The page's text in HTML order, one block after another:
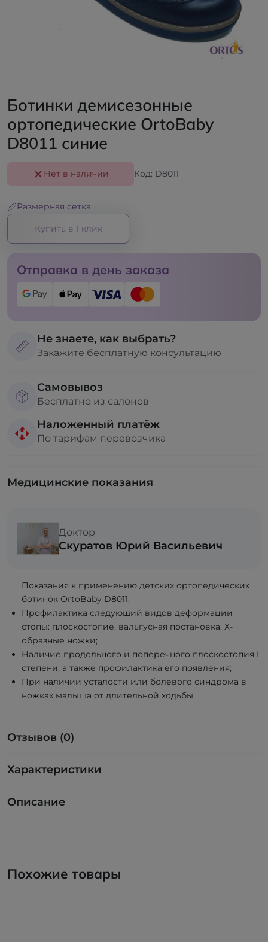
Ботинки демисезонные
ортопедические ОrtoBaby
D8011 синие
Нет в наличии Код: D8011
Размерная сетка
Купить в 1 клик
Отправка в день заказа
Не знаете, как выбрать?
Закажите бесплатную консультацию
Самовывоз
Бесплатно из салонов
Наложенный платёж
По тарифам перевозчика
Медицинские показания
Доктор
Скуратов Юрий Васильевич
Показания к применению детских ортопедических
ботинок ОrtoBaby D8011:
Профилактика следующий видов деформации
стопы: плоскостопие, вальгусная постановка, Х-
образные ножки;
Наличие продольного и поперечного плоскостопия I
степени, а также профилактика его появления;
При наличии усталости или болевого синдрома в
ножках малыша от длительной ходьбы.
Отзывов (0)
Характеристики
Описание
Похожие товары